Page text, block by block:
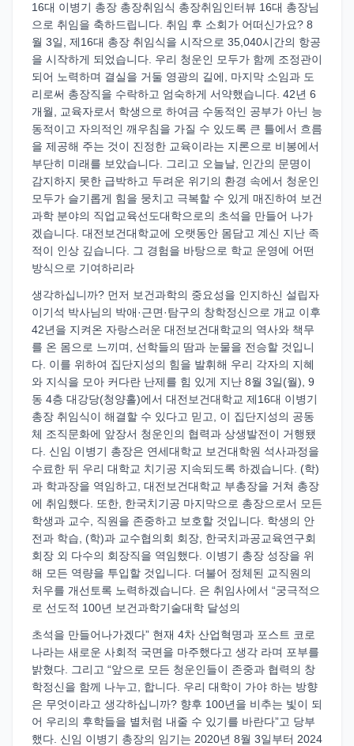
16대 이병기 총장 총장취임식 총장취임인터뷰 16대 총장님
으로 취임을 축하드립니다. 취임 후 소회가 어떠신가요? 8
월 3일, 제16대 총장 취임식을 시작으로 35,040시간의 항공
을 시작하게 되었습니다. 우리 청운인 모두가 함께 조정관이
되어 노력하며 결실을 거둘 영광의 길에, 마지막 소임과 도
리로써 총장직을 수락하고 엄숙하게 서약했습니다. 42년 6
개월, 교육자로서 학생으로 하여금 수동적인 공부가 아닌 능
동적이고 자의적인 깨우침을 가질 수 있도록 큰 틀에서 흐름
을 제공해 주는 것이 진정한 교육이라는 지론으로 비봉에서
부단히 미래를 보았습니다. 그리고 오늘날, 인간의 문명이
감지하지 못한 급박하고 두려운 위기의 환경 속에서 청운인
모두가 슬기롭게 힘을 뭉치고 극복할 수 있게 매진하여 보건
과학 분야의 직업교육선도대학으로의 초석을 만들어 나가
겠습니다. 대전보건대학교에 오랫동안 몸담고 계신 지난 족
적이 인상 깊습니다. 그 경험을 바탕으로 학교 운영에 어떤
방식으로 기여하리라
생각하십니까? 먼저 보건과학의 중요성을 인지하신 설립자
이기석 박사님의 박애·근면·탐구의 창학정신으로 개교 이후
42년을 지켜온 자랑스러운 대전보건대학교의 역사와 책무
를 온 몸으로 느끼며, 선학들의 땀과 눈물을 전승할 것입니
다. 이를 위하여 집단지성의 힘을 발휘해 우리 각자의 지혜
와 지식을 모아 커다란 난제를 힘 있게 지난 8월 3일(월), 9
동 4층 대강당(청양홀)에서 대전보건대학교 제16대 이병기
총장 취임식이 해결할 수 있다고 믿고, 이 집단지성의 공동
체 조직문화에 앞장서 청운인의 협력과 상생발전이 거행됐
다. 신임 이병기 총장은 연세대학교 보건대학원 석사과정을
수료한 뒤 우리 대학교 치기공 지속되도록 하겠습니다. (학)
과 학과장을 역임하고, 대전보건대학교 부총장을 거쳐 총장
에 취임했다. 또한, 한국치기공 마지막으로 총장으로서 모든
학생과 교수, 직원을 존중하고 보호할 것입니다. 학생의 안
전과 학습, (학)과 교수협의회 회장, 한국치과공교육연구회
회장 외 다수의 회장직을 역임했다. 이병기 총장 성장을 위
해 모든 역량을 투입할 것입니다. 더불어 정체된 교직원의
처우를 개선토록 노력하겠습니다. 은 취임사에서 “궁극적으
로 선도적 100년 보건과학기술대학 달성의
초석을 만들어나가겠다” 현재 4차 산업혁명과 포스트 코로
나라는 새로운 사회적 국면을 마주했다고 생각 라며 포부를
밝혔다. 그리고 “앞으로 모든 청운인들이 존중과 협력의 창
학정신을 함께 나누고, 합니다. 우리 대학이 가야 하는 방향
은 무엇이라고 생각하십니까? 향후 100년을 비추는 빛이 되
어 우리의 후학들을 별처럼 내줄 수 있기를 바란다”고 당부
했다. 신임 이병기 총장의 임기는 2020년 8월 3일부터 2024